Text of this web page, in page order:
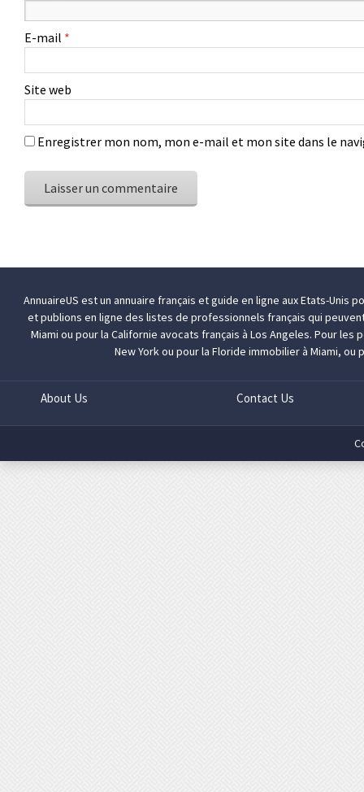
E-mail *
Site web
Enregistrer mon nom, mon e-mail et mon site dans le
AnnuaireUS est un annuaire français et guide en ligne aux Etats-Unis
et publions en ligne des listes de professionnels français qui
Miami ou pour la Californieavocats français à Los Angeles. Pour les
New Yorkou pour la Florideimmobilier à Miami, ou
About Us Contact Us